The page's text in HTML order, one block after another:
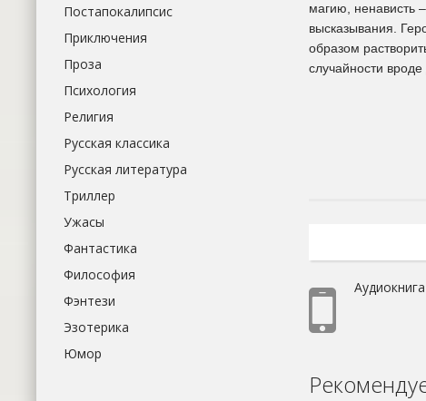
магию, ненависть
высказывания.
образом
случайности
Постапокалипсис
Приключения
Проза
Психология
Религия
Русская классика
Русская литература
Триллер
Ужасы
Фантастика
Философия
Фэнтези
Эзотерика
Юмор